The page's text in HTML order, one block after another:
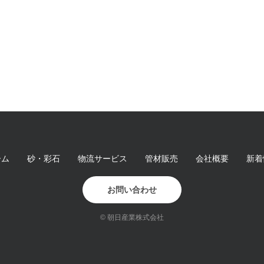
砂・彩石 物流サービス 管材販売 会社概要 新
お問い合わせ
© 朝日産業株式会社